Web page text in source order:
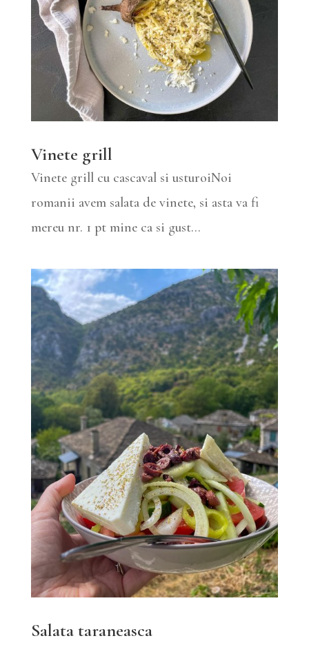
Vinete grill
Vinete grill cu cascaval si usturoiNoi
romanii avem salata de vinete, si asta va fi
mereu nr. 1 pt mine ca si gust...
Salata taraneasca